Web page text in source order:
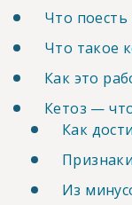
Что
Что такое
Как это
Кетоз —
Как
Из